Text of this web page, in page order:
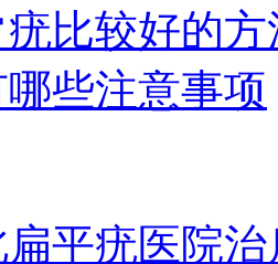
比较好的
些注意事项
平疣医院